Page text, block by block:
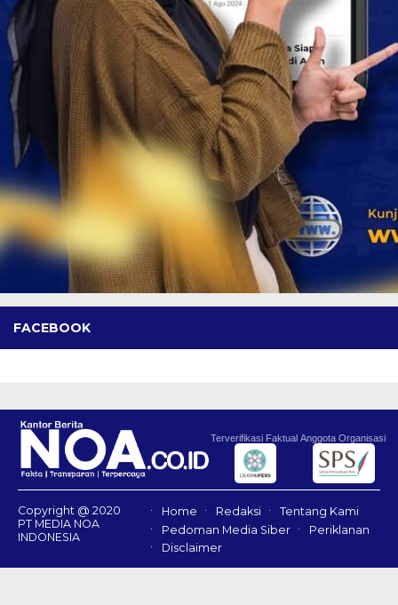
FACEBOOK
Terverifikasi Faktual Anggota Organisasi
Copyright @ 2020
PT MEDIA NOA
INDONESIA
Home Redaksi
Tentang Kami
Pedoman Media Siber
Periklanan
Disclaimer